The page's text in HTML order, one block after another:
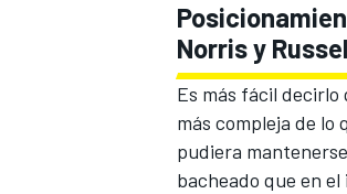
FÓRMULA E
Norris y
Es más fácil
más compleja de
pudiera
bacheado que en